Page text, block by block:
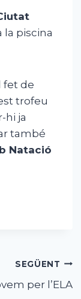
la piscina
fet de
trofeu
hi ja
també
Natació
SEGÜENT
per l’ELA